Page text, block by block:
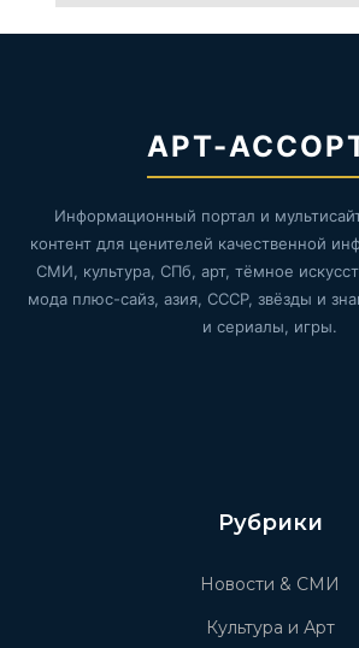
АРТ-
Информационный портал и
контент для ценителей качественной
СМИ, культура, СПб, арт, тёмное
мода плюс-сайз, азия, СССР, звёзды и
и сериалы, игры.
Рубрики
Новости & СМИ
Культура и Арт